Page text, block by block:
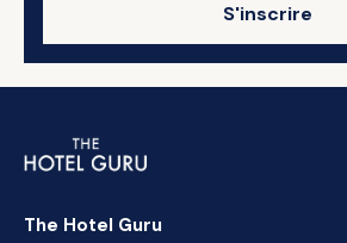
S'inscrire
The Hotel Guru